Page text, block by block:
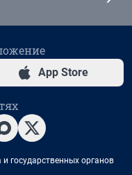
App Store
государственных органов